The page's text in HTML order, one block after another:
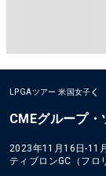
LPGAツアー 米国女子
CMEグループ
2023年11月16日-11
ティブロンGC（フロ